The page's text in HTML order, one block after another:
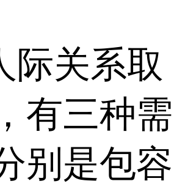
际关系取
有三种需
别是包容